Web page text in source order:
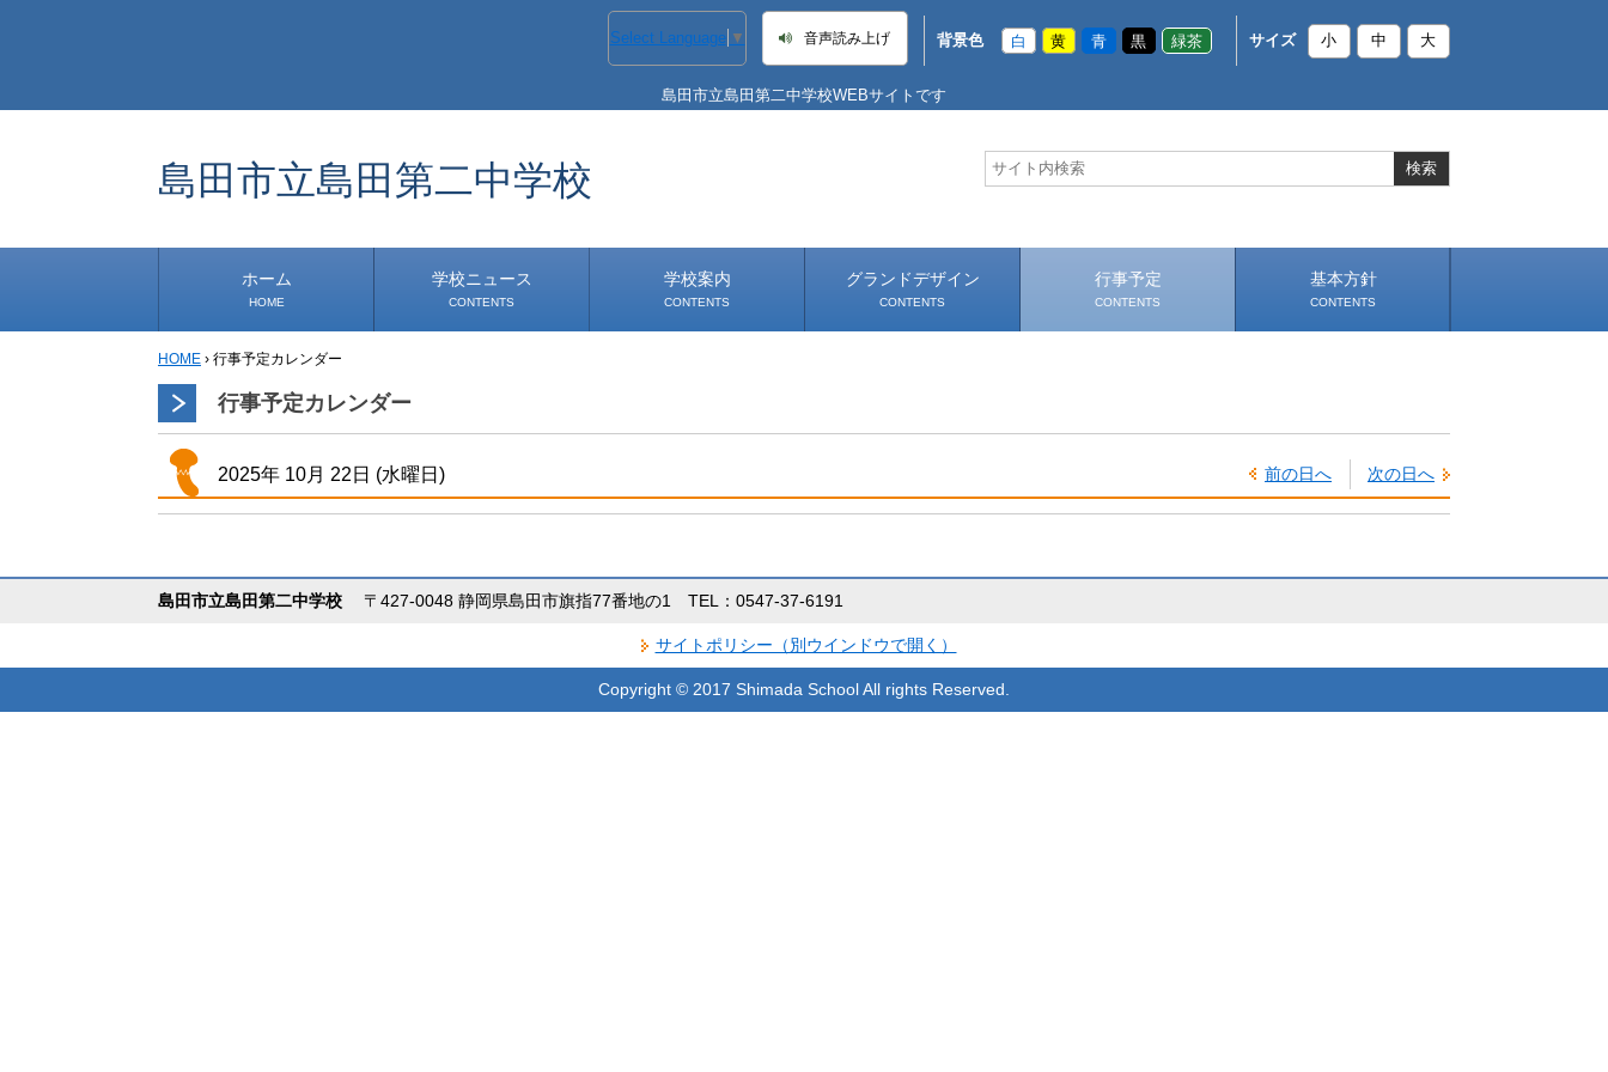
Select Language ▼ 音声読み上げ 背景色 白 黄 青 黒 緑茶 サイズ 小 中 大
島田市立島田第二中学校WEBサイトです
島田市立島田第二中学校
ホーム
HOME
学校ニュース
CONTENTS
学校案内
CONTENTS
グランドデザイン
CONTENTS
行事予定
CONTENTS
基本方針
CONTENTS
HOME › 行事予定カレンダー
行事予定カレンダー
2025年 10月 22日 (水曜日) 前の日へ 次の日へ
島田市立島田第二中学校 〒427-0048 静岡県島田市旗指77番地の1 TEL：0547-37-6191
サイトポリシー（別ウインドウで開く）
Copyright © 2017 Shimada School All rights Reserved.